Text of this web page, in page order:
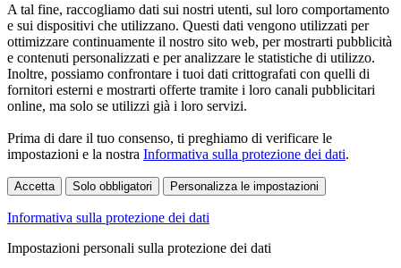
A tal fine, raccogliamo dati sui nostri utenti, sul loro comportamento
e sui dispositivi che utilizzano. Questi dati vengono utilizzati per
ottimizzare continuamente il nostro sito web, per mostrarti pubblicità
e contenuti personalizzati e per analizzare le statistiche di utilizzo.
Inoltre, possiamo confrontare i tuoi dati crittografati con quelli di
fornitori esterni e mostrarti offerte tramite i loro canali pubblicitari
online, ma solo se utilizzi già i loro servizi.
Prima di dare il tuo consenso, ti preghiamo di verificare le
impostazioni e la nostra Informativa sulla protezione dei dati.
Accetta Solo obbligatori Personalizza le impostazioni
Informativa sulla protezione dei dati
Impostazioni personali sulla protezione dei dati